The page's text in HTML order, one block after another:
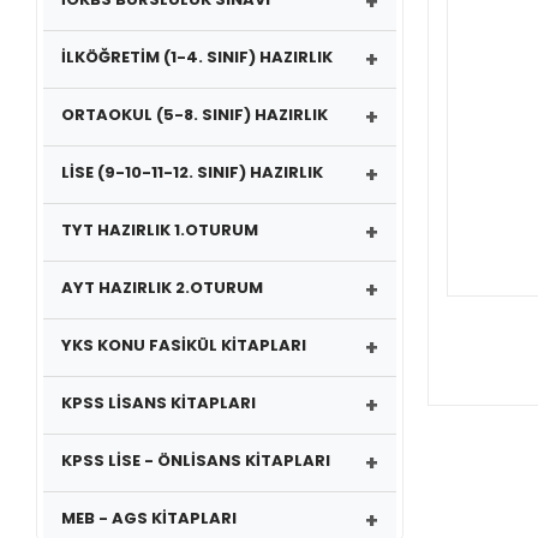
İLKÖĞRETİM (1-4. SINIF) HAZIRLIK +
ORTAOKUL (5-8. SINIF) HAZIRLIK +
LİSE (9-10-11-12. SINIF) HAZIRLIK +
TYT HAZIRLIK 1.OTURUM +
AYT HAZIRLIK 2.OTURUM +
YKS KONU FASİKÜL KİTAPLARI +
KPSS LİSANS KİTAPLARI +
KPSS LİSE - ÖNLİSANS KİTAPLARI +
MEB - AGS KİTAPLARI +